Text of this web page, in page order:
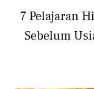
7 Pelajaran
Sebelum